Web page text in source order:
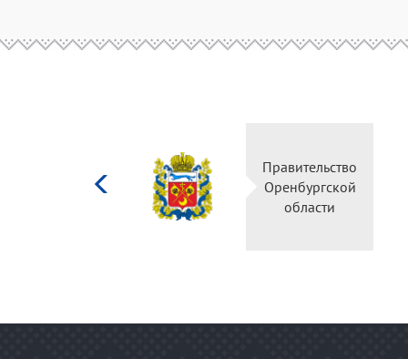
Правительство
Оренбургской
области